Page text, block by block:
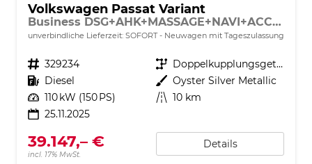
Volkswagen Passat Variant
Business DSG+AHK+MASSAGE+NAVI+ACC+KAMERA+LED+17" ALU
unverbindliche Lieferzeit: SOFORT Neuwagen mit Tageszulassung
Fahrzeugnr. 329234 Getriebe
Doppelkupplungsgetriebe (DSG)
Kraftstoff Diesel Außenfarbe Oyster Silver Metallic
Leistung 110 kW (150 PS) Kilometerstand 10 km
25.11.2025
39.147,– €
incl. 17% MwSt.
Details